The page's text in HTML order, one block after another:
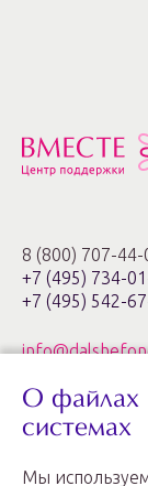
8 (800) 707-44-
+7 (495) 734-
+7 (495) 542-
119285, г.
ул. Минская,
О файлах
системах
Мы